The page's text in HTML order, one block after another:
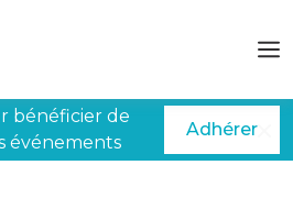
bénéficier de
événements
Adhérer